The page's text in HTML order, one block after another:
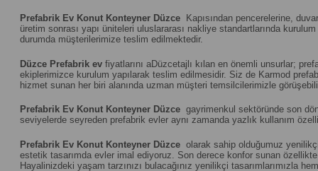
Prefabrik Ev Konut Konteyner Düzce Kapısından pencerelerine,
üretim sonrası yapı üniteleri uluslararası nakliye standartlarında
durumda müşterilerimize teslim edilmektedir.
Düzce Prefabrik ev fiyatlarını aDüzcetajlı kılan en önemli unsurlar;
ekiplerimizce kurulum yapılarak teslim edilmesidir. Siz de Karmod
hizmet sunan her biri alanında uzman müşteri temsilcilerimizle
Prefabrik Ev Konut Konteyner Düzce gayrimenkul sektöründe son
seviyelerde seyreden prefabrik evler aynı zamanda yazlık kullanım
Prefabrik Ev Konut Konteyner Düzce olarak sahip olduğumuz
estetik tasarımda evler imal ediyoruz. Son derece konfor sunan
Hayalinizdeki yaşam tarzınızı bulacağınız yenilikçi tasarımlarımızla